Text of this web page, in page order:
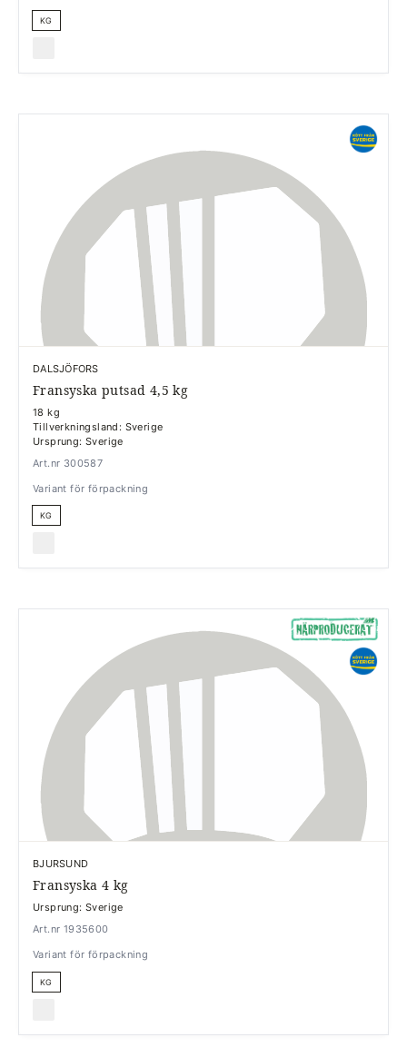
KG
DALSJÖFORS
Fransyska putsad 4,5 kg
18 kg
Tillverkningsland: Sverige
Ursprung: Sverige
Art.nr 300587
Variant för förpackning
KG
BJURSUND
Fransyska 4 kg
Ursprung: Sverige
Art.nr 1935600
Variant för förpackning
KG